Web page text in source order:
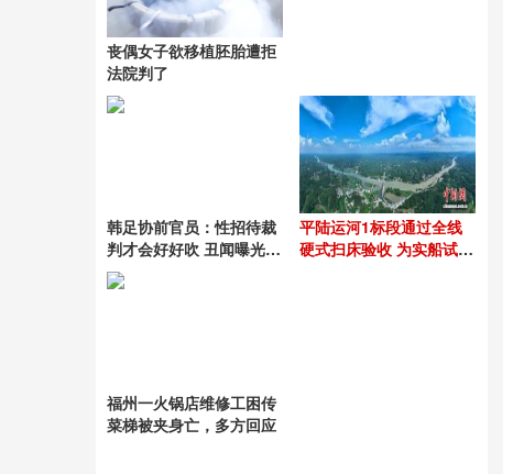
丧偶女子欲移植胚胎遭拒
法院判了
韩足协前官员：性招待裁
判才会好好吹 丑闻曝光震
动足坛
平陆运河1标段通过全线
硬式扫床验收 为实船试航
福州一火锅店维修工困传
菜梯被夹身亡，多方回应